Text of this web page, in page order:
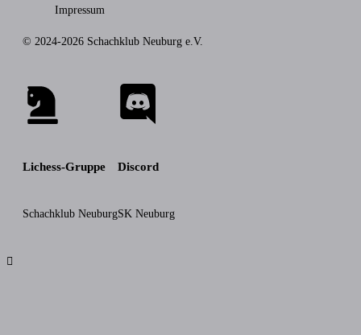
Impressum
© 2024-2026 Schachklub Neuburg e.V.
Lichess-Gruppe
Schachklub Neuburg
Discord
SK Neuburg